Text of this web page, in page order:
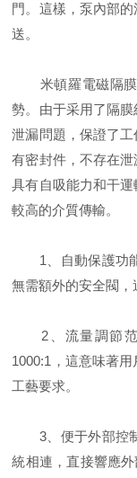
門。這樣，泵內部
送。
米頓羅電磁隔
勢。由于采用了隔
泄漏問題，保證了
有密封件，不存在
具有自吸能力和干
較高的介質傳輸。
1、自動保護功能
無需額外的安全閥，
2、流量調節范
1000:1，這意味著
工藝要求。
3、便于外部控制
統相連，直接響應